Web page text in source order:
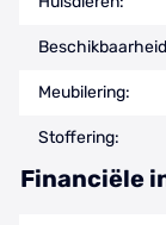
Meubilering:
Stoffering:
Financiële